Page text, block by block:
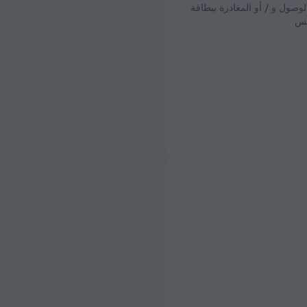
و / أو المغادرة ببطاقة